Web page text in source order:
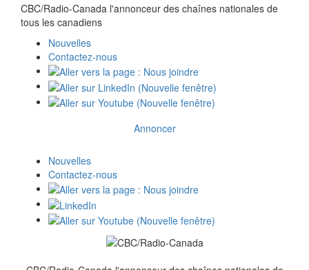
CBC/Radio-Canada l'annonceur des chaînes nationales de
tous les canadiens
Nouvelles
Contactez-nous
Annoncer
Nouvelles
Contactez-nous